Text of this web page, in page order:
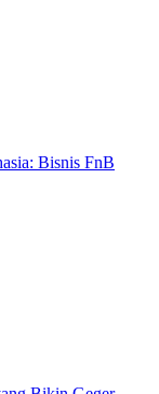
Bisnis FnB